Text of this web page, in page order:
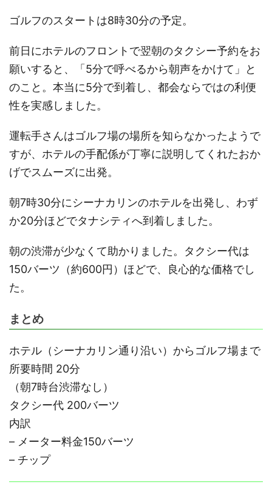
ゴルフのスタートは8時30分の予定。
前日にホテルのフロントで翌朝のタクシー予約をお
願いすると、「5分で呼べるから朝声をかけて」と
のこと。本当に5分で到着し、都会ならではの利便
性を実感しました。
運転手さんはゴルフ場の場所を知らなかったようで
すが、ホテルの手配係が丁寧に説明してくれたおか
げでスムーズに出発。
朝7時30分にシーナカリンのホテルを出発し、わず
か20分ほどでタナシティへ到着しました。
朝の渋滞が少なくて助かりました。タクシー代は
150バーツ（約600円）ほどで、良心的な価格でし
た。
まとめ
ホテル（シーナカリン通り沿い）からゴルフ場まで
所要時間 20分
（朝7時台渋滞なし）
タクシー代 200バーツ
内訳
– メーター料金150バーツ
– チップ